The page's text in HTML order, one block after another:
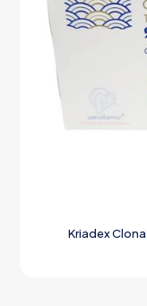
Kriadex